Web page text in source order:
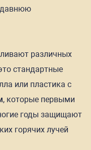
давнюю
различных
стандартные
или пластика с
, которые первыми
годы защищают
горячих лучей